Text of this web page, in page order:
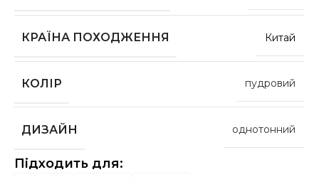
КРАЇНА ПОХОДЖЕННЯ Китай
КОЛІР пудровий
ДИЗАЙН однотонний
Підходить для: